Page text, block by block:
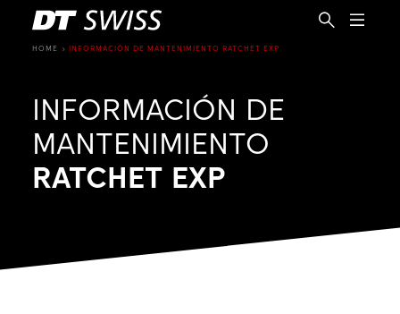
HOME INFORMACIÓN DE MANTENIMIENTO RATCHET EXP
INFORMACIÓN DE
MANTENIMIENTO
RATCHET EXP